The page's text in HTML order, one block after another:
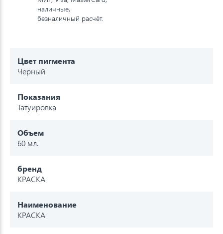
наличные,
безналичный расчёт.
Цвет пигмента
Черный
Показания
Татуировка
Объем
60 мл.
бренд
КРАСКА
Наименование
КРАСКА